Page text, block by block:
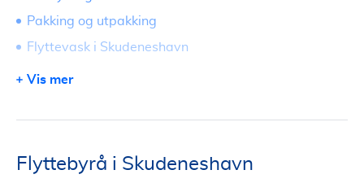
Flyttebyrå i Skudeneshavn
Pakking og utpakking
Flyttevask i Skudeneshavn
Bortkjøring og rydding ved flytting
Vis mer